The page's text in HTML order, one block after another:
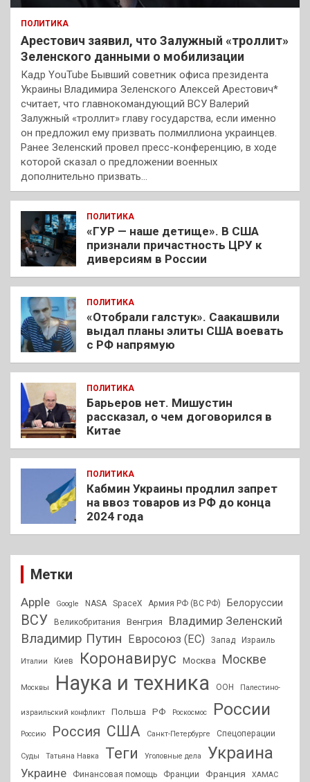
ПОЛИТИКА
Арестович заявил, что Залужный «троллит»
Зеленского данными о мобилизации
Кадр YouTube Бывший советник офиса президента
Украины Владимира Зеленского Алексей Арестович*
считает, что главнокомандующий ВСУ Валерий
Залужный «троллит» главу государства, если именно
он предложил ему призвать полмиллиона украинцев.
Ранее Зеленский провел пресс-конференцию, в ходе
которой сказал о предложении военных
дополнительно призвать…
ПОЛИТИКА
«ГУР — наше детище». В США
признали причастность ЦРУ к
диверсиям в России
ПОЛИТИКА
«Отобрали галстук». Саакашвили
выдал планы элиты США воевать
с РФ напрямую
ПОЛИТИКА
Барьеров нет. Мишустин
рассказал, о чем договорился в
Китае
ПОЛИТИКА
Кабмин Украины продлил запрет
на ввоз товаров из РФ до конца
2024 года
Метки
Apple Google NASA SpaceX Армия РФ (ВС РФ) Белоруссии
ВСУ Великобритания Венгрия Владимир Зеленский
Владимир Путин Евросоюз (ЕС) Запад Израиль
Италии Киев Коронавирус Москва Москве
Москвы Наука и техника ООН Палестино-
израильский конфликт Польша РФ Роскосмос России
Россию Россия США Санкт-Петербурге Спецоперации
Суды Татьяна Навка Теги Уголовные дела Украина
Украине Финансовая помощь Франции Франция ХАМАС